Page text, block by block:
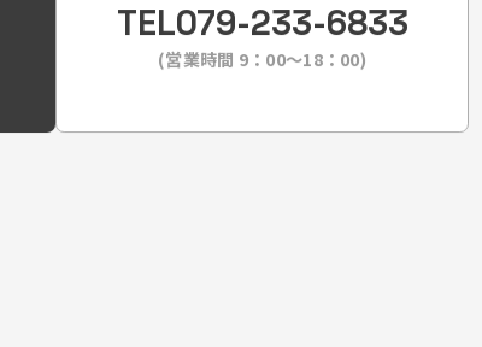
TEL079-233-6833
(営業時間 9：00〜18：00)